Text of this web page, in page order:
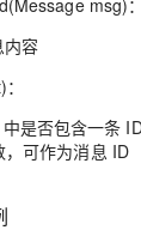
msg)：
内容
是否包含一条
可作为消息 ID